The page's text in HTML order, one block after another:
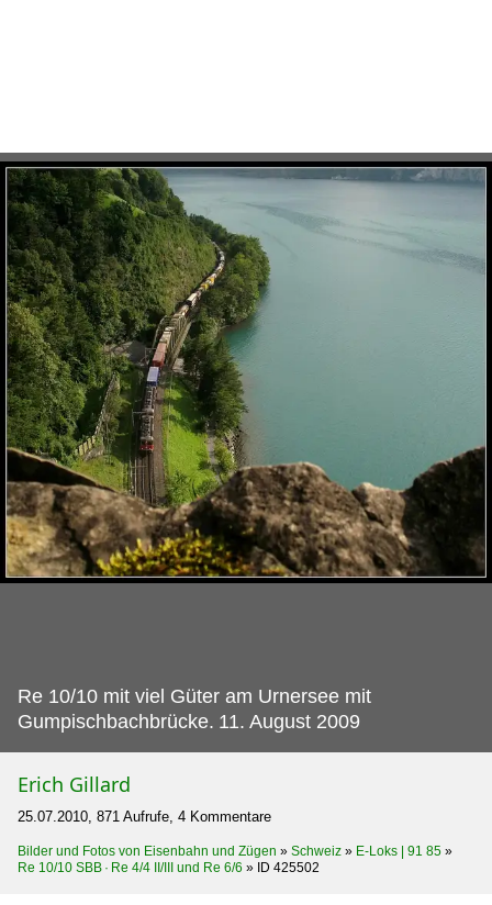
Re 10/10 mit viel Güter am Urnersee mit
Gumpischbachbrücke. 11. August 2009
Erich Gillard
25.07.2010, 871 Aufrufe, 4 Kommentare
Bilder und Fotos von Eisenbahn und Zügen » Schweiz » E-Loks | 91 85 »
Re 10/10 SBB · Re 4/4 II/III und Re 6/6 » ID 425502